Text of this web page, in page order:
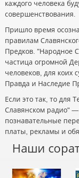
каждого человека
совершенствования.
Пришло время
правилам
Предков. "Народное
частица огромной
человеков, для коих
Правда и Наследие
Если это так, то для
Славянском радио"
познавательные
платы, рекламы и
Наши